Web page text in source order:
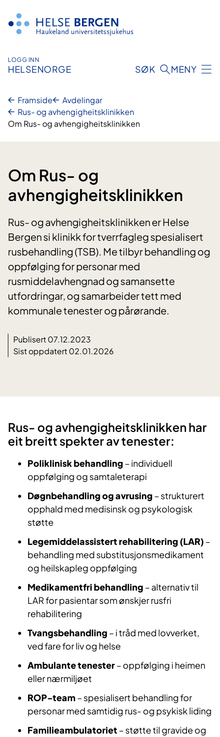
innhald
LOGG INN
HELSENORGE SØK MENY
Framside
Avdelingar
Rus- og avhengigheitsklinikken
Om Rus- og avhengigheitsklinikken
Om Rus- og
avhengigheitsklinikken
Rus- og avhengigheitsklinikken er Helse
Bergen si klinikk for tverrfagleg spesialisert
rusbehandling (TSB). Me tilbyr behandling og
oppfølging for personar med
rusmiddelavhengnad og samansette
utfordringar, og samarbeider tett med
kommunale tenester og pårørande.
Publisert 07.12.2023
Sist oppdatert 02.01.2026
Rus- og avhengigheitsklinikken har
eit breitt spekter av tenester:
Poliklinisk behandling – individuell
oppfølging og samtaleterapi
Døgnbehandling og avrusing – strukturert
opphald med medisinsk og psykologisk
støtte
Legemiddelassistert rehabilitering (LAR) –
behandling med substitusjonsmedikament
og heilskapleg oppfølging
Medikamentfri behandling – alternativ til
LAR for pasientar som ønskjer rusfri
rehabilitering
Tvangsbehandling – i tråd med lovverket,
ved fare for liv og helse
Ambulante tenester– oppfølging i heimen
eller nærmiljøet
ROP-team – spesialisert behandling for
personar med samtidig rus- og psykisk liding
Familieambulatoriet – støtte til gravide og